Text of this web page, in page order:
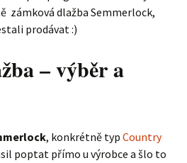
zámková dlažba Semmerlock,
prodávat :)
– výběr a
, konkrétně typ Country
poptat přímo u výrobce a šlo to